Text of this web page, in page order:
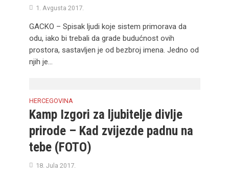
1. Avgusta 2017.
GACKO – Spisak ljudi koje sistem primorava da
odu, iako bi trebali da grade budućnost ovih
prostora, sastavljen je od bezbroj imena. Jedno od
njih je...
HERCEGOVINA
Kamp Izgori za ljubitelje divlje
prirode – Kad zvijezde padnu na
tebe (FOTO)
18. Jula 2017.